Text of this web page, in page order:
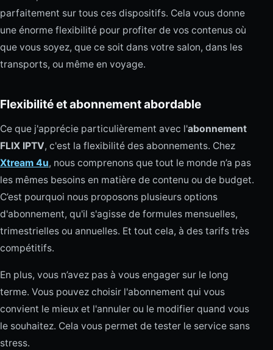
parfaitement sur tous ces dispositifs. Cela vous donne
une énorme flexibilité pour profiter de vos contenus où
que vous soyez, que ce soit dans votre salon, dans les
transports, ou même en voyage.
Flexibilité et abonnement abordable
Ce que j'apprécie particulièrement avec l'abonnement
FLIX IPTV, c'est la flexibilité des abonnements. Chez
Xtream 4u, nous comprenons que tout le monde n’a pas
les mêmes besoins en matière de contenu ou de budget.
C’est pourquoi nous proposons plusieurs options
d'abonnement, qu'il s'agisse de formules mensuelles,
trimestrielles ou annuelles. Et tout cela, à des tarifs très
compétitifs.
En plus, vous n’avez pas à vous engager sur le long
terme. Vous pouvez choisir l'abonnement qui vous
convient le mieux et l'annuler ou le modifier quand vous
le souhaitez. Cela vous permet de tester le service sans
stress.